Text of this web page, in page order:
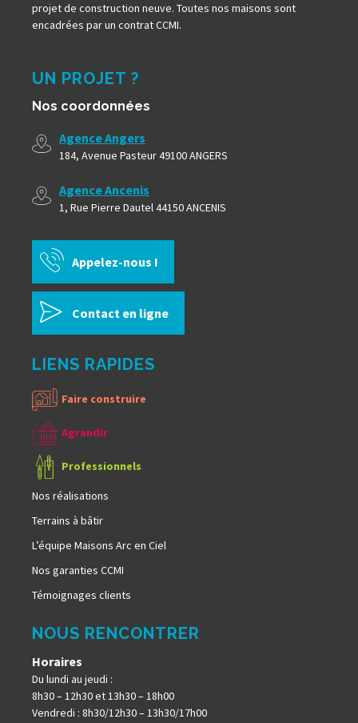
projet de construction neuve. Toutes nos maisons sont
encadrées par un contrat CCMI.
UN PROJET ?
Nos coordonnées
Agence Angers
184, Avenue Pasteur 49100 ANGERS
Agence Ancenis
1, Rue Pierre Dautel 44150 ANCENIS
Appelez-nous !
Contact en ligne
LIENS RAPIDES
Faire construire
Agrandir
Professionnels
Nos réalisations
Terrains à bâtir
L’équipe Maisons Arc en Ciel
Nos garanties CCMI
Témoignages clients
NOUS RENCONTRER
Horaires
Du lundi au jeudi :
8h30 – 12h30 et 13h30 – 18h00
Vendredi : 8h30/12h30 – 13h30/17h00